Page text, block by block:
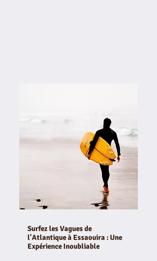
Surfez les Vagues de
l'Atlantique à Essaouira : Une
Expérience Inoubliable